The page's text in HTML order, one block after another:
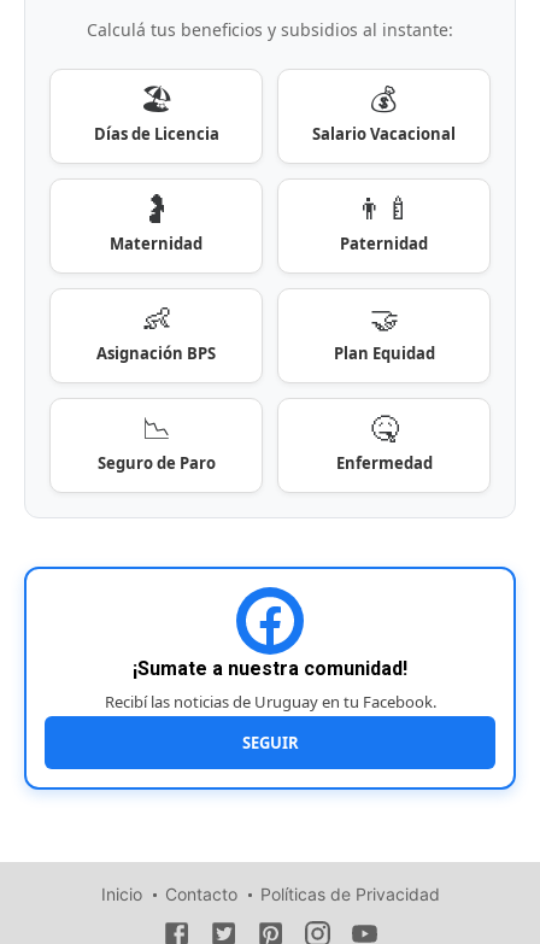
Calculá tus beneficios y subsidios al instante:
🏖️
Días de Licencia
💰
Salario Vacacional
🤰
Maternidad
👨‍🍼
Paternidad
👶
Asignación BPS
🤝
Plan Equidad
📉
Seguro de Paro
🤒
Enfermedad
¡Sumate a nuestra comunidad!
Recibí las noticias de Uruguay en tu Facebook.
SEGUIR
Inicio Contacto Políticas de Privacidad